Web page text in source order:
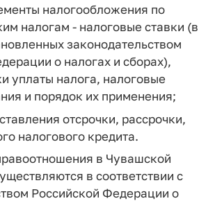
налогообложения по
налогам - налоговые ставки (в
законодательством
о налогах и сборах),
уплаты налога, налоговые
и порядок их применения;
отсрочки, рассрочки,
налогового кредита.
в Чувашской
в соответствии с
Российской Федерации о